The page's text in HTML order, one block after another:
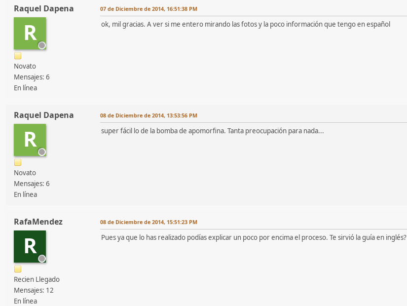
Raquel Dapena
R
Novato
Mensajes: 6
En línea
07 de Diciembre de 2014, 16:51:38 PM
ok, mil gracias. A ver si me entero mirando las fotos y la poco información que tengo en español
Raquel Dapena
R
Novato
Mensajes: 6
En línea
08 de Diciembre de 2014, 13:53:56 PM
super fácil lo de la bomba de apomorfina. Tanta preocupación para nada...
RafaMendez
R
Recien Llegado
Mensajes: 12
En línea
08 de Diciembre de 2014, 15:51:23 PM
Pues ya que lo has realizado podías explicar un poco por encima el proceso. Te sirvió la guía en inglés?